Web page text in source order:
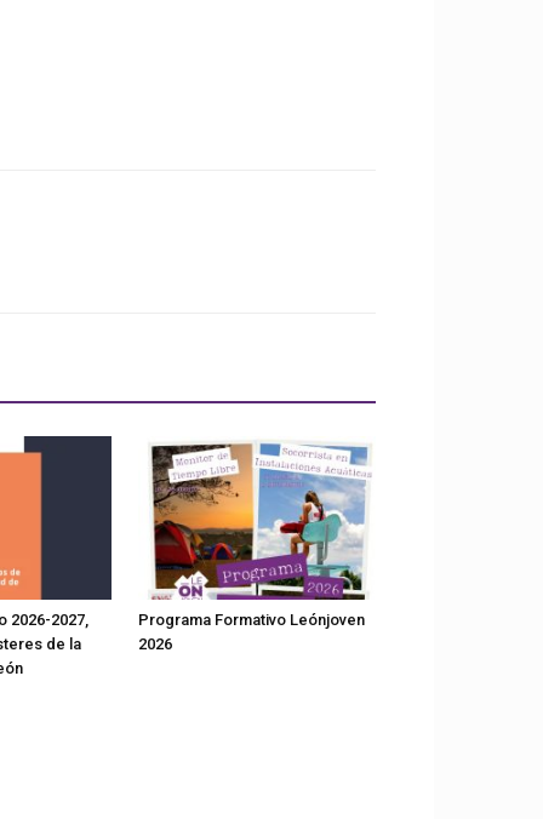
2026-2027,
de la
Programa Formativo Leónjoven
2026